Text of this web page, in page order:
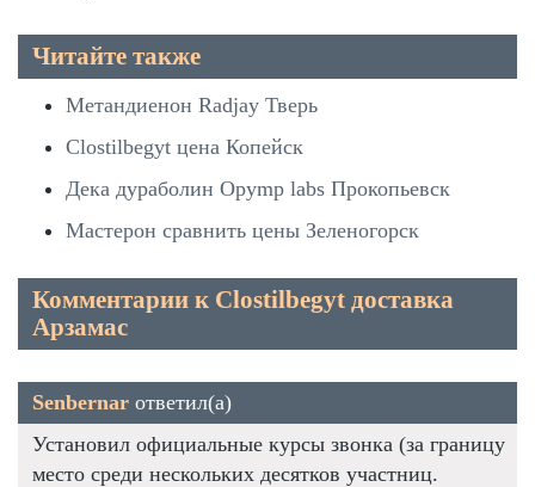
Читайте также
Метандиенон Radjay Тверь
Clostilbegyt цена Копейск
Дека дураболин Opymp labs Прокопьевск
Мастерон сравнить цены Зеленогорск
Комментарии к Clostilbegyt доставка
Арзамас
Senbernar ответил(а)
Установил официальные курсы звонка (за границу
место среди нескольких десятков участниц.